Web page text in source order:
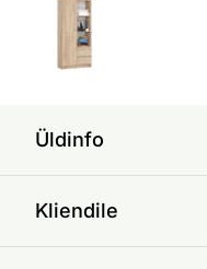
Üldinfo
Kliendile